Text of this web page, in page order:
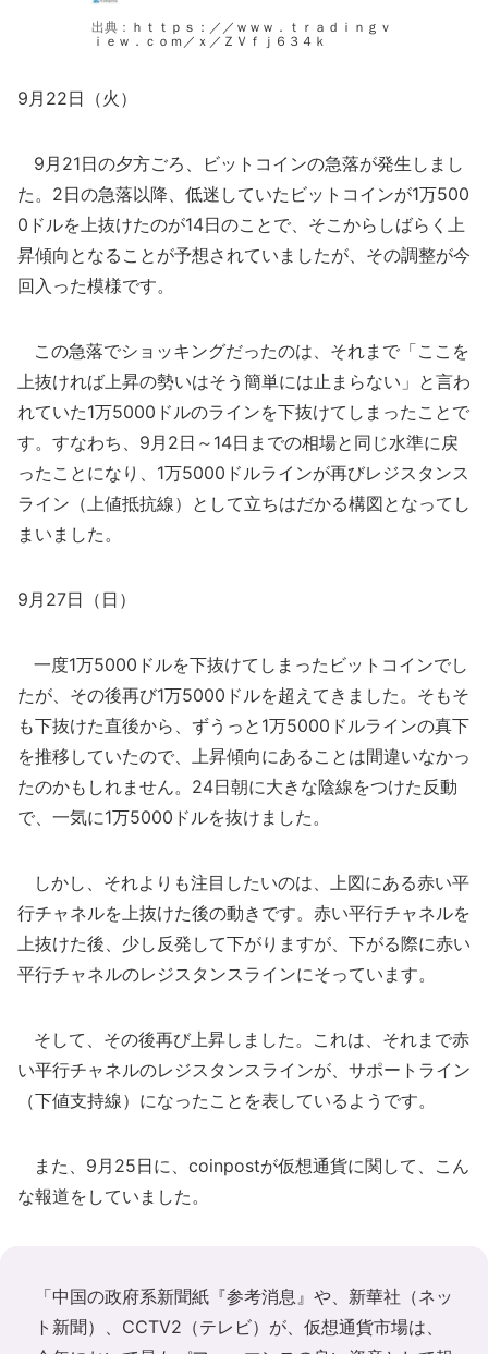
出典： ｈｔｔｐｓ：／／ｗｗｗ．ｔｒａｄｉｎｇｖ
ｉｅｗ．ｃｏｍ／ｘ／ＺＶｆｊ６３４ｋ
9月22日（火）
9月21日の夕方ごろ、ビットコインの急落が発生しまし
た。2日の急落以降、低迷していたビットコインが1万500
0ドルを上抜けたのが14日のことで、そこからしばらく上
昇傾向となることが予想されていましたが、その調整が今
回入った模様です。
この急落でショッキングだったのは、それまで「ここを
上抜ければ上昇の勢いはそう簡単には止まらない」と言わ
れていた1万5000ドルのラインを下抜けてしまったことで
す。すなわち、9月2日～14日までの相場と同じ水準に戻
ったことになり、1万5000ドルラインが再びレジスタンス
ライン（上値抵抗線）として立ちはだかる構図となってし
まいました。
9月27日（日）
一度1万5000ドルを下抜けてしまったビットコインでし
たが、その後再び1万5000ドルを超えてきました。そもそ
も下抜けた直後から、ずうっと1万5000ドルラインの真下
を推移していたので、上昇傾向にあることは間違いなかっ
たのかもしれません。24日朝に大きな陰線をつけた反動
で、一気に1万5000ドルを抜けました。
しかし、それよりも注目したいのは、上図にある赤い平
行チャネルを上抜けた後の動きです。赤い平行チャネルを
上抜けた後、少し反発して下がりますが、下がる際に赤い
平行チャネルのレジスタンスラインにそっています。
そして、その後再び上昇しました。これは、それまで赤
い平行チャネルのレジスタンスラインが、サポートライン
（下値支持線）になったことを表しているようです。
また、9月25日に、coinpostが仮想通貨に関して、こん
な報道をしていました。
「中国の政府系新聞紙『参考消息』や、新華社（ネッ
ト新聞）、CCTV2（テレビ）が、仮想通貨市場は、